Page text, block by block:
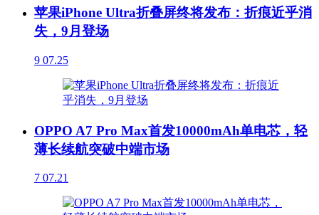
苹果iPhone Ultra折叠屏终将发布：折痕近乎消
失，9月登场
9 07.25
OPPO A7 Pro Max首发10000mAh单电芯，轻
薄长续航突破中端市场
7 07.21